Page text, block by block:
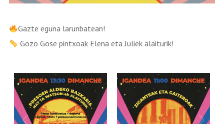
Gazte eguna larunbatean!
Gozo Gose pintxoak Elena eta Juliek alaiturik!